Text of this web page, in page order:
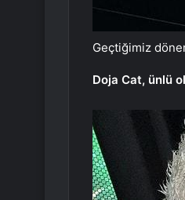
Geçtiğimiz
Doja Cat, ünlü